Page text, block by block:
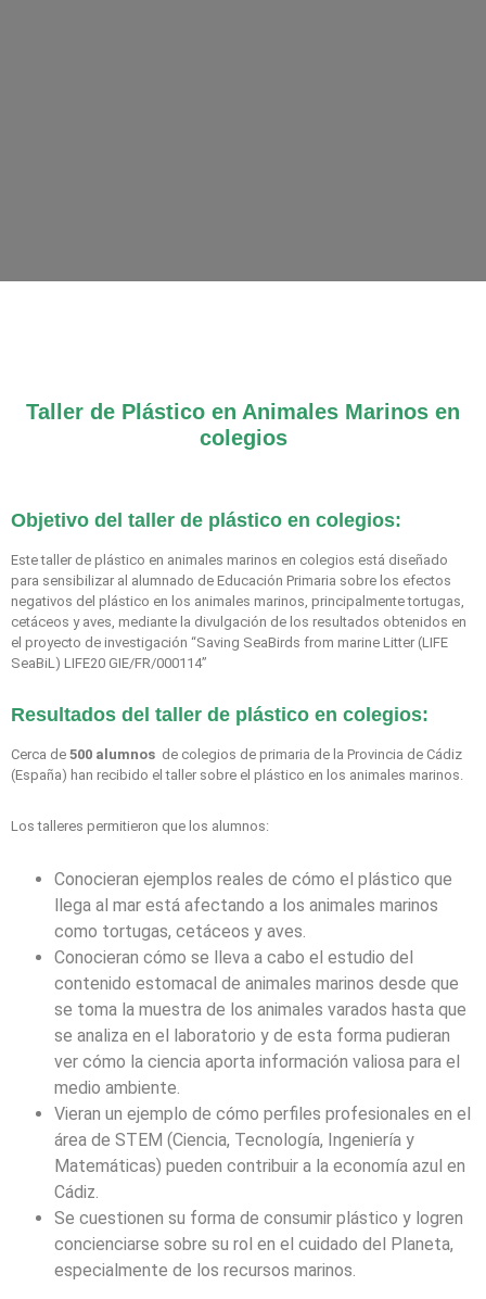
Taller de Plástico en Animales Marinos en
colegios
Objetivo del taller de plástico en colegios:
Este taller de plástico en animales marinos en colegios está diseñado
para sensibilizar al alumnado de Educación Primaria sobre los efectos
negativos del plástico en los animales marinos, principalmente tortugas,
cetáceos y aves, mediante la divulgación de los resultados obtenidos en
el proyecto de investigación “Saving SeaBirds from marine Litter (LIFE
SeaBiL) LIFE20 GIE/FR/000114”
Resultados del taller de plástico en colegios:
Cerca de 500 alumnos de colegios de primaria de la Provincia de Cádiz
(España) han recibido el taller sobre el plástico en los animales marinos.
Los talleres permitieron que los alumnos:
Conocieran ejemplos reales de cómo el plástico que
llega al mar está afectando a los animales marinos
como tortugas, cetáceos y aves.
Conocieran cómo se lleva a cabo el estudio del
contenido estomacal de animales marinos desde que
se toma la muestra de los animales varados hasta que
se analiza en el laboratorio y de esta forma pudieran
ver cómo la ciencia aporta información valiosa para el
medio ambiente.
Vieran un ejemplo de cómo perfiles profesionales en el
área de STEM (Ciencia, Tecnología, Ingeniería y
Matemáticas) pueden contribuir a la economía azul en
Cádiz.
Se cuestionen su forma de consumir plástico y logren
concienciarse sobre su rol en el cuidado del Planeta,
especialmente de los recursos marinos.